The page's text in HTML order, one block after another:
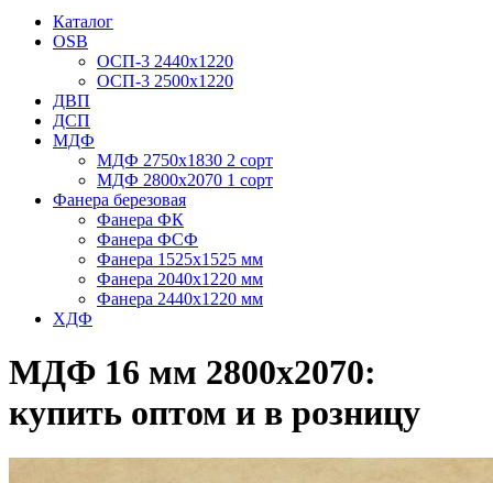
Каталог
OSB
ОСП-3 2440х1220
ОСП-3 2500х1220
ДВП
ДСП
МДФ
МДФ 2750х1830 2 сорт
МДФ 2800х2070 1 сорт
Фанера березовая
Фанера ФК
Фанера ФСФ
Фанера 1525х1525 мм
Фанера 2040х1220 мм
Фанера 2440х1220 мм
ХДФ
МДФ 16 мм 2800х2070:
купить оптом и в розницу